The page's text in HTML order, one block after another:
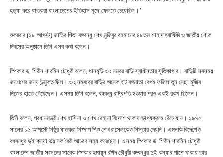
হত্যা করে ঘাতকরা বাংলাদেশের ইতিহাস মুছে ফেলতে চেয়েছিল।’
শুক্রবার (১৮ আগস্ট) জাতির পিতা বঙ্গবন্ধু শেখ মুজিবুর রহমানের ৪৮তম শাহাদাৎবার্ষিকী ও জাতীয় শোক
দিবসের অনুষ্ঠানে তিনি এসব কথা বলেন।
স্পিকার ড. শিরীন শারমিন চৌধুরী বলেন, ধানমন্ডি ৩২ নম্বর বাড়ি স্বাধীনতার সূতিকাগার। বাড়িটি সবসময়
জনগণের জন্য উন্মুক্ত ছিল। ৩২ নম্বরের বাড়ির অনেক ইট বঙ্গমাতা বেগম ফজিলাতুন নেছা মুজিব
নিজের হাতে গেঁথেছেন। এসময় তিনি বলেন, বঙ্গবন্ধু রাষ্ট্রপতি হওয়ার পরও একই রকম ছিলেন।
তিনি বলেন, প্রধানমন্ত্রী শেখ হাসিনা ও শেখ রেহানা বিদেশে থাকায় ভাগ্যক্রমে বেঁচে যান। ১৯৭৫
সালের ১৫ আগস্টে নিষ্ঠুর ঘাতকরা নিষ্পাপ শিশু শেখ রাসেলকেও নিস্তার দেয়নি। এমনকি বিদেশেও
বঙ্গবন্ধুর দুই কন্যা ভয়ানক বৈরী আচরণ সহ্য করেছেন। এসময় স্পিকার ড. শিরীন শারমিন চৌধুরী
বাংলাদেশ জাতীয় সংসদের সাবেক স্পিকার হুমায়ুন রশিদ চৌধুরী বঙ্গবন্ধুর দুই কন্যার পাশে থাকায় তার